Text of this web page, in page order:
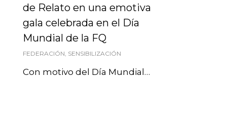
de Relato en una emotiva
gala celebrada en el Día
Mundial de la FQ
FEDERACIÓN, SENSIBILIZACIÓN
Con motivo del Día Mundial…